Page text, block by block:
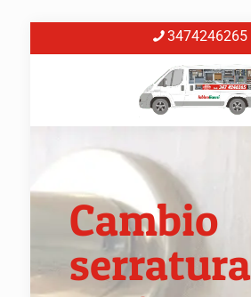
3474246265
Cambio
serratura